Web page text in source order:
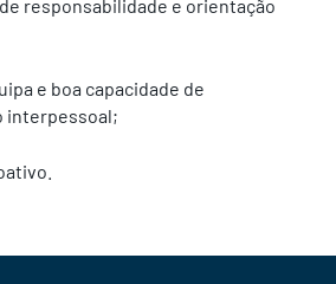
responsabilidade e orientação
e boa capacidade de
interpessoal;